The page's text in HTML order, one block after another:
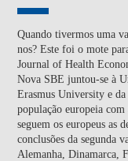
Quando tivermos uma
nos? Este foi o mote
Journal of Health
Nova SBE juntou-se à
Erasmus University e
população europeia
seguem os europeus as
conclusões da segunda
Alemanha, Dinamarca,